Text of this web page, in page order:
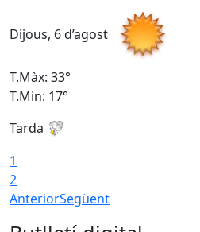
Dijous, 6 d’agost
T.Màx: 33°
T.Min: 17°
Tarda
1
2
AnteriorSegüent